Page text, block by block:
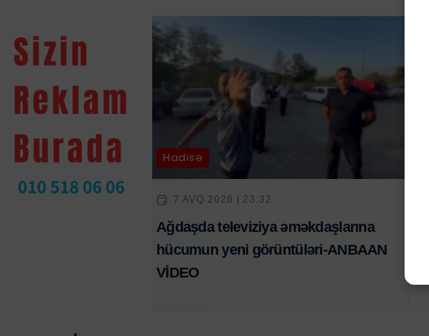
Hadisə
7 AVQ 2026 | 23:32
Ağdaşda televiziya əməkdaşlarına
hücumun yeni görüntüləri-ANBAAN
VİDEO